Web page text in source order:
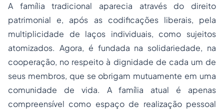
A família tradicional aparecia através do direito
patrimonial e, após as codificações liberais, pela
multiplicidade de laços individuais, como sujeitos
atomizados. Agora, é fundada na solidariedade, na
cooperação, no respeito à dignidade de cada um de
seus membros, que se obrigam mutuamente em uma
comunidade de vida. A família atual é apenas
compreensível como espaço de realização pessoal